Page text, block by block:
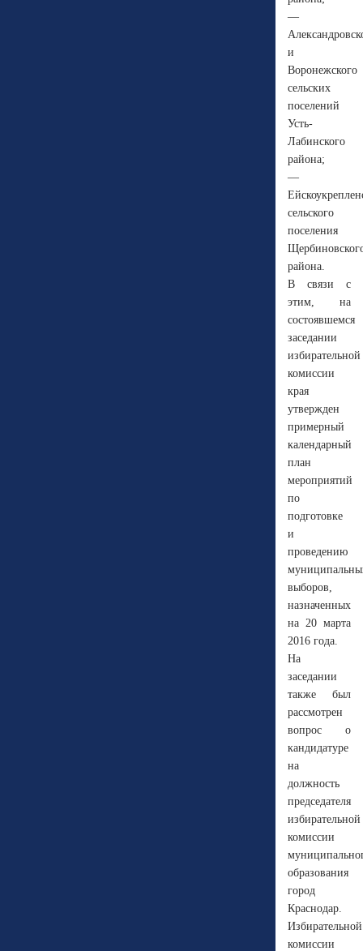
—
и
Воронежского
сельских
поселений
Усть-
Лабинского
района;
—
сельского
поселения
района.
В связи с
этим, на
состоявшемся
заседании
избирательной
комиссии
края
утвержден
примерный
календарный
план
мероприятий
по
подготовке
и
проведению
выборов,
назначенных
на 20 марта
2016 года.
На
заседании
также был
рассмотрен
вопрос о
кандидатуре
на
должность
председателя
избирательной
комиссии
образования
город
Краснодар.
Избирательной
комиссии